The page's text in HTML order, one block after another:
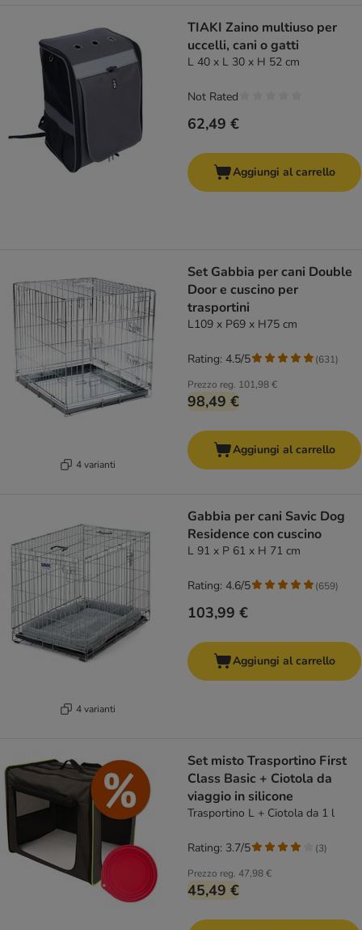
TIAKI Zaino multiuso per
uccelli, cani o gatti
L 40 x L 30 x H 52 cm
62,49 €
Not Rated
Aggiungi al carrello
4 varianti
Set Gabbia per cani Double
Door e cuscino per
trasportini
L109 x P69 x H75 cm
Prezzo reg. 101,98 €
98,49 €
Rating: 4.5/5 (631)
Aggiungi al carrello
4 varianti
Gabbia per cani Savic Dog
Residence con cuscino
L 91 x P 61 x H 71 cm
103,99 €
Rating: 4.6/5 (659)
Aggiungi al carrello
Set misto Trasportino First
Class Basic + Ciotola da
viaggio in silicone
Trasportino L + Ciotola da 1 l
Prezzo reg. 47,98 €
45,49 €
Rating: 3.7/5 (3)